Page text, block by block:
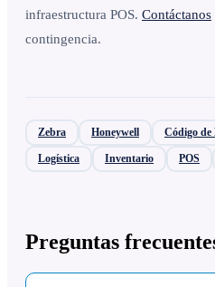
infraestructura POS. Contáctanos
contingencia.
Zebra Honeywell Código de
Logística Inventario POS
Preguntas